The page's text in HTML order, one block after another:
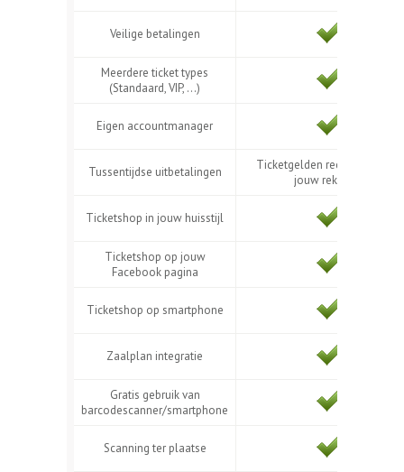
Veilige betalingen
Meerdere ticket types
(Standaard, VIP, ...)
Eigen accountmanager
Tussentijdse uitbetalingen
Ticketgelden rechtstreeks op
jouw rekening
Ticketshop in jouw huisstijl
Ticketshop op jouw
Facebook pagina
Ticketshop op smartphone
Zaalplan integratie
Gratis gebruik van
barcodescanner/smartphone
Scanning ter plaatse